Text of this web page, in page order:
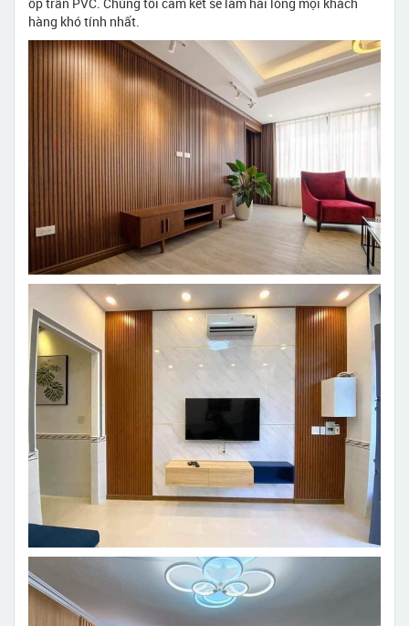
hàng khó tính nhất.